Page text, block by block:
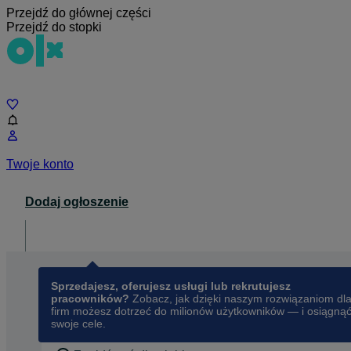
Przejdź do głównej części
Przejdź do stopki
Twoje konto
Dodaj ogłoszenie
Sprzedajesz, oferujesz usługi lub rekrutujesz
pracowników? Zobacz, jak dzięki naszym rozwiązaniom dla
firm możesz dotrzeć do milionów użytkowników — i osiągnąć
swoje cele.